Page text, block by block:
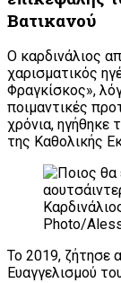
Βατικανού
Ο καρδινάλιος
χαρισματικός
Φραγκίσκος»,
ποιμαντικές
χρόνια, ηγήθηκε
της Καθολικής
Photo/
Το 2019, ζήτησε
Ευαγγελισμού